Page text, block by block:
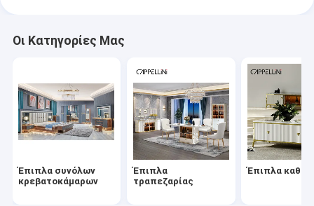
Οι Κατηγορίες Μας
Έπιπλα συνόλων
κρεβατοκάμαρων
Έπιπλα
τραπεζαρίας
Έπιπλα